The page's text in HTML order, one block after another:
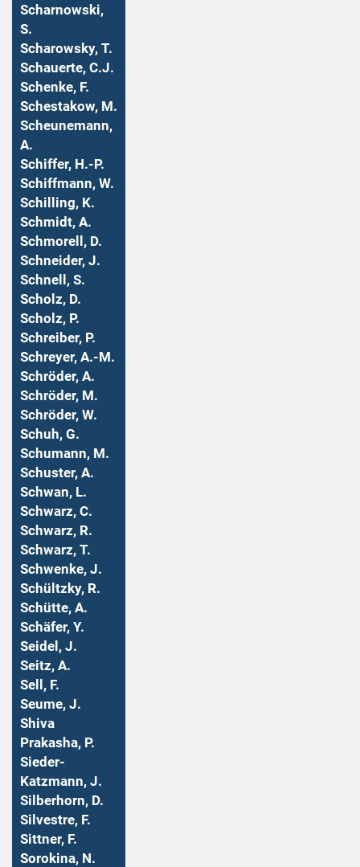
Scharnowski,
S.
Scharowsky, T.
Schauerte, C.J.
Schenke, F.
Schestakow, M.
Scheunemann,
A.
Schiffer, H.-P.
Schiffmann, W.
Schilling, K.
Schmidt, A.
Schmorell, D.
Schneider, J.
Schnell, S.
Scholz, D.
Scholz, P.
Schreiber, P.
Schreyer, A.-M.
Schröder, A.
Schröder, M.
Schröder, W.
Schuh, G.
Schumann, M.
Schuster, A.
Schwan, L.
Schwarz, C.
Schwarz, R.
Schwarz, T.
Schwenke, J.
Schültzky, R.
Schütte, A.
Schäfer, Y.
Seidel, J.
Seitz, A.
Sell, F.
Seume, J.
Shiva
Prakasha, P.
Sieder-
Katzmann, J.
Silberhorn, D.
Silvestre, F.
Sittner, F.
Sorokina, N.